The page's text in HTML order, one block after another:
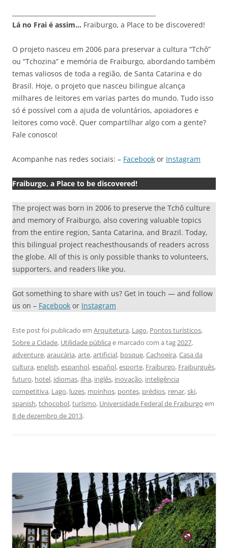
Lá no Frai é assim… Fraiburgo, a Place to be discovered!
O projeto nasceu em 2006 para preservar a cultura “Tchô”
ou “Tchozina” e memória de Fraiburgo, abordando também
temas valiosos de toda a região, de Santa Catarina e do
Brasil. Hoje, o projeto que nasceu bilingue alcança
milhares de leitores em varias partes do mundo. Tudo isso
só é possível com a ajuda de voluntários, apoiadores e
leitores como você. Quer compartilhar algo com a gente?
Fale conosco!
Acompanhe nas redes sociais: – Facebook or Instagram
Fraiburgo, a Place to be discovered!
The project was born in 2006 to preserve the Tchô culture
and memory of Fraiburgo, also covering valuable topics
from the entire region, Santa Catarina, and Brazil. Today,
this bilingual project reachesthousands of readers across
the globe. All of this is only possible thanks to volunteers,
supporters, and readers like you.
Got something to share with us? Get in touch — and follow
us on – Facebook or Instagram
Este post foi publicado em Arquitetura, Lago, Pontos turísticos,
Sobre a Cidade, Utilidade pública e marcado com a tag2027,
adventure,araucária,arte,artificial, bosque,Cachoeira,Casa da
cultura,english,espanhol,español,esporte, Fraiburgo, Fraiburguês,
futuro, hotel, idiomas, ilha, inglês, inovação, inteligência
competitiva, Lago, luzes, moinhos, pontes, prédios, renar,ski,
spanish,tchocobol,turísmo, Universidade Federal de Fraiburgo em
8 de dezembro de 2013.